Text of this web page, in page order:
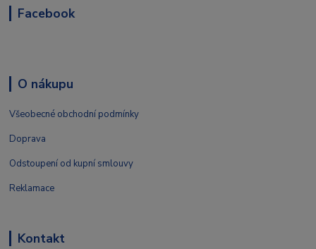
Facebook
O nákupu
Všeobecné obchodní podmínky
Doprava
Odstoupení od kupní smlouvy
Reklamace
Kontakt